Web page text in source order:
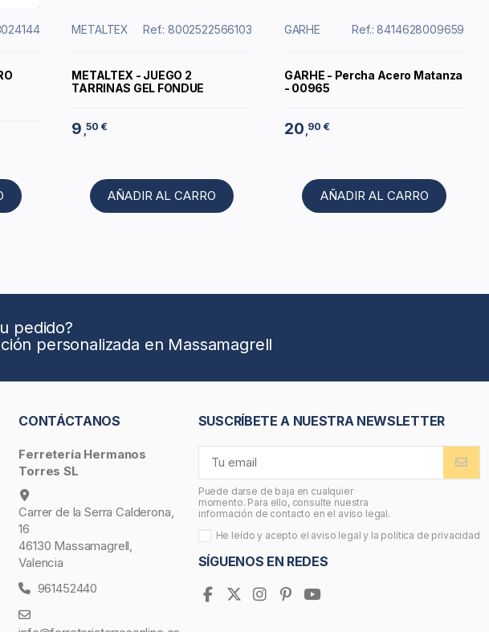
METALTEX Ref.: 8002522566103
METALTEX - JUEGO 2
TARRINAS GEL FONDUE
9 ,50 €
AÑADIR AL CARRO
GARHE Ref.: 8414628009659
GARHE - Percha Acero Matanza
- 00965
20 ,90 €
AÑADIR AL CARRO
pedido?
personalizada en Massamagrell
CONTÁCTANOS
Ferretería Hermanos
Torres SL
Carrer de la Serra Calderona,
16
46130 Massamagrell,
Valencia
961452440
SUSCRÍBETE A NUESTRA NEWSLETTER
Puede darse de baja en cualquier
momento. Para ello, consulte nuestra
información de contacto en el aviso legal.
He leído y acepto el aviso legal y la política de privacidad
SÍGUENOS EN REDES